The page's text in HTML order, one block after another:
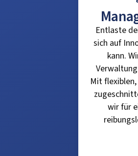
Entlaste
sich auf
kann.
Mit
wir für